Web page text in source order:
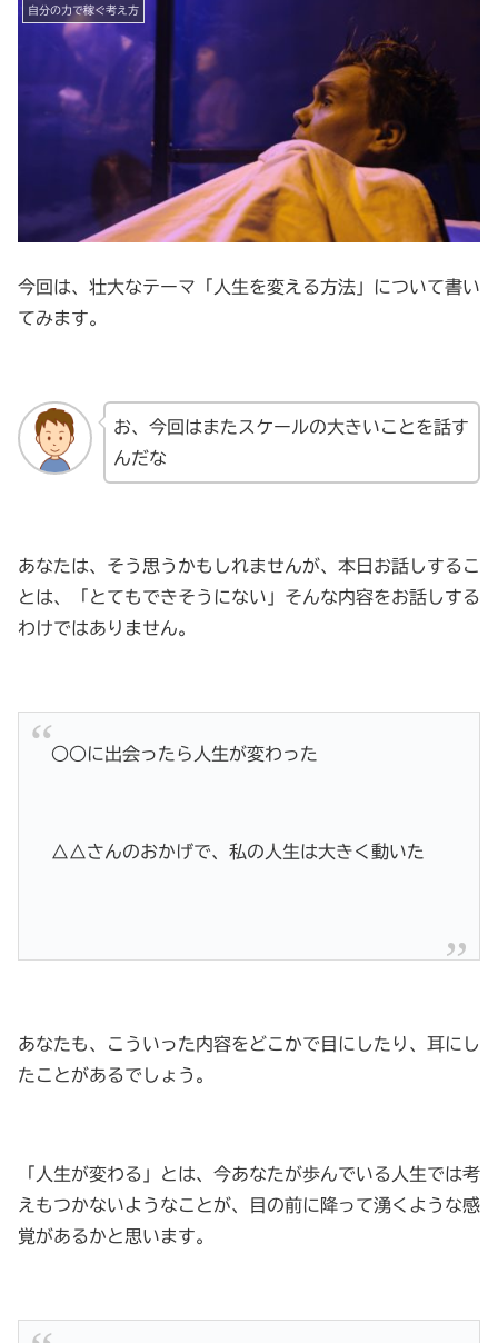
自分の力で稼ぐ考え方
今回は、壮大なテーマ「人生を変える方法」について書い
てみます。
お、今回はまたスケールの大きいことを話す
んだな
あなたは、そう思うかもしれませんが、本日お話しするこ
とは、「とてもできそうにない」そんな内容をお話しする
わけではありません。
○○に出会ったら人生が変わった
△△さんのおかげで、私の人生は大きく動いた
あなたも、こういった内容をどこかで目にしたり、耳にし
たことがあるでしょう。
「人生が変わる」とは、今あなたが歩んでいる人生では考
えもつかないようなことが、目の前に降って湧くような感
覚があるかと思います。